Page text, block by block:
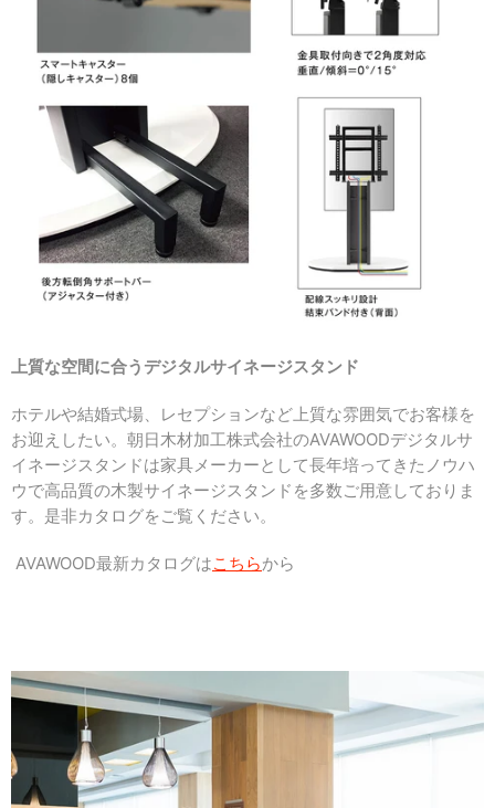
上質な空間に合うデジタルサイネージスタンド
ホテルや結婚式場、レセプションなど上質な雰囲気でお客様を
お迎えしたい。朝日木材加工株式会社のAVAWOODデジタルサ
イネージスタンドは家具メーカーとして長年培ってきたノウハ
ウで高品質の木製サイネージスタンドを多数ご用意しておりま
す。是非カタログをご覧ください。
AVAWOOD最新カタログはこちらから